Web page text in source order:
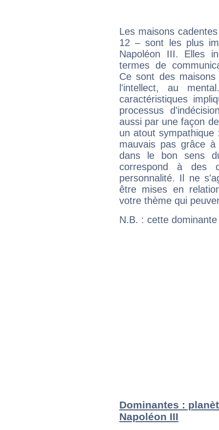
Les maisons
12 – sont les plus
Napoléon III. Elles
termes de
Ce sont des
l'intellect, au
caractéristiques
processus
aussi par une façon
un atout
mauvais pas grâce
dans le bon sens
correspond à des
personnalité. Il ne
être mises en
votre thème qui
N.B. : cette
Dominantes :
Napoléon III